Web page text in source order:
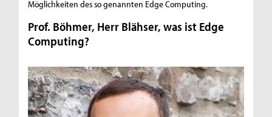
Möglichkeiten des so genannten Edge Computing.
Prof. Böhmer, Herr Blähser, was ist Edge
Computing?